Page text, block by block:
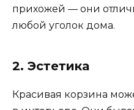
прихожей — они
любой уголок дома.
2. Эстетика
Красивая корзина